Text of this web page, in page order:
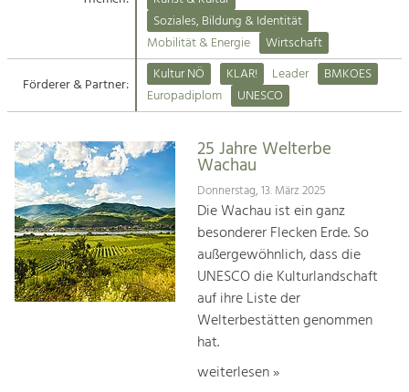
Suche
Impressum
Kontakt
Angebotsentwicklung und
Handwerk, Wissenschaft und Forschung.
Soziales, Bildung &
Identität
Gleichberechtigung, Jugend und
Integration
Mobilität & Energie
Klimawandel, öffentlicher Verkehr und
Steigerung regionaler Wertschöpfung
Soziales, Bildung & Identität
Mobilität & Energie
Wirtschaft
Förderer & Partner:
Kultur NÖ KLAR! Leader
BMKOES
Europadiplom
UNESCO
25 Jahre Welterbe
Wachau
Donnerstag, 13. März 2025
Die Wachau ist ein ganz
besonderer Flecken Erde. So
außergewöhnlich, dass die
UNESCO die Kulturlandschaft
auf ihre Liste der
Welterbestätten genommen
hat.
weiterlesen »